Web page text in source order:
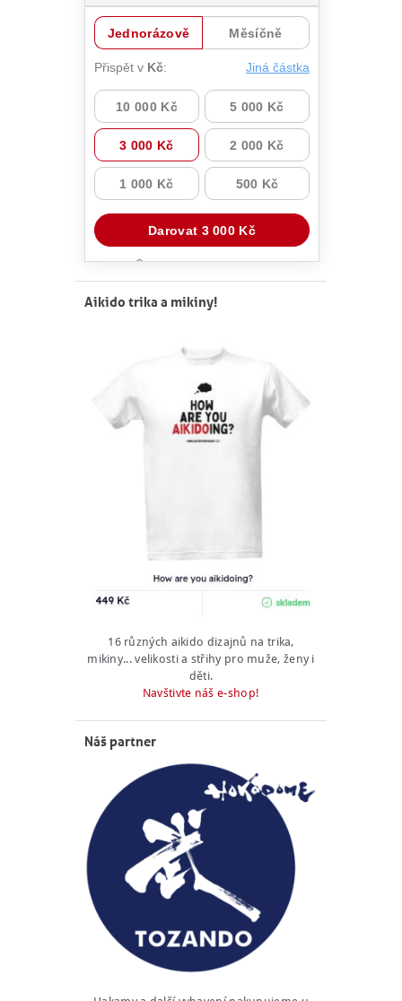
Aikido trika a mikiny!
16 různých aikido dizajnů na trika,
mikiny... velikosti a střihy pro muže, ženy i
děti.
Navštivte náš e-shop!
Náš partner